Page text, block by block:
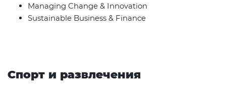
Managing Change & Innovation
Sustainable Business & Finance
Спорт и развлечения